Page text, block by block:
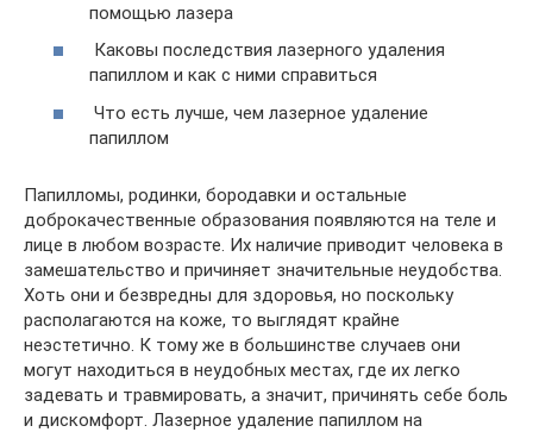
помощью лазера
Каковы последствия лазерного удаления
папиллом и как с ними справиться
Что есть лучше, чем лазерное удаление
папиллом
Папилломы, родинки, бородавки и остальные
доброкачественные образования появляются на теле и
лице в любом возрасте. Их наличие приводит человека в
замешательство и причиняет значительные неудобства.
Хоть они и безвредны для здоровья, но поскольку
располагаются на коже, то выглядят крайне
неэстетично. К тому же в большинстве случаев они
могут находиться в неудобных местах, где их легко
задевать и травмировать, а значит, причинять себе боль
и дискомфорт. Лазерное удаление папиллом на